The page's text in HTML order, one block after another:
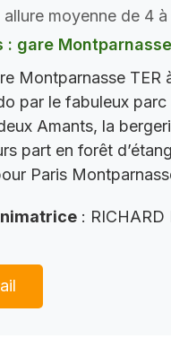
moyenne de 4 à
: gare Montparnasse
Montparnasse
par le fabuleux parc
Amants, la
part en forêt
Paris
: RICHARD